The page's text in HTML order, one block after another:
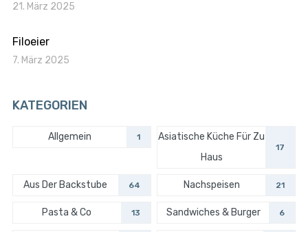
21. März 2025
Filoeier
7. März 2025
KATEGORIEN
Allgemein 1
Asiatische Küche Für Zu
Haus
17
Aus Der Backstube 64 Nachspeisen 21
Pasta & Co 13 Sandwiches & Burger 6